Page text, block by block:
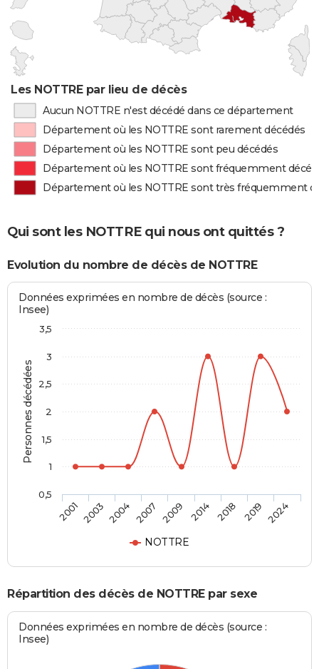
Les NOTTRE par lieu de décès
Aucun NOTTRE n'est décédé dans ce département
Département où les NOTTRE sont rarement décédés
Département où les NOTTRE sont peu décédés
Département où les NOTTRE sont fréquemment
Département où les NOTTRE sont très fréquemment
Qui sont les NOTTRE qui nous ont quittés ?
Evolution du nombre de décès de NOTTRE
Personnes décédées
Données exprimées en nombre de décès (source :
Insee)
NOTTRE
2001 2003 2004 2007 2009 2014 2018 2019 2024
0,5
1
1,5
2
2,5
3
3,5
Répartition des décès de NOTTRE par sexe
Données exprimées en nombre de décès (source :
Insee)